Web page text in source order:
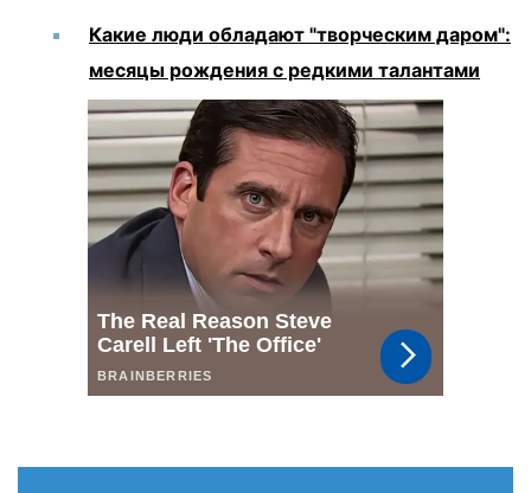
Какие люди обладают "творческим даром":
месяцы рождения с редкими талантами